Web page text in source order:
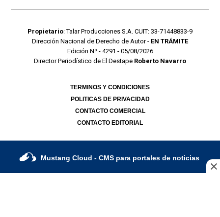
Propietario: Talar Producciones S.A. CUIT: 33-71448833-9
Dirección Nacional de Derecho de Autor - EN TRÁMITE
Edición Nº - 4291 - 05/08/2026
Director Periodístico de El Destape Roberto Navarro
TERMINOS Y CONDICIONES
POLITICAS DE PRIVACIDAD
CONTACTO COMERCIAL
CONTACTO EDITORIAL
Mustang Cloud - CMS para portales de noticias